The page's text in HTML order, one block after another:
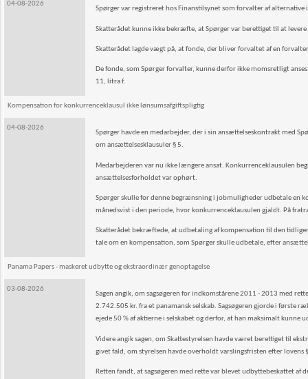
04-08-2026
Spørger var registreret hos Finanstilsynet som forvalter af
Skatterådet kunne ikke bekræfte, at Spørger var berettiget til at
Skatterådet lagde vægt på, at fonde, der bliver forvaltet af en
De fonde, som Spørger forvalter, kunne derfor ikke momsretligt
11, litra f.
Kompensation for konkurrenceklausul ikke lønsumsafgiftspligtig
04-08-2026
Spørger havde en medarbejder, der i sin ansættelseskontrakt med
om ansættelsesklausuler § 5.
Medarbejderen var nu ikke længere ansat. Konkurrenceklausulen
ansættelsesforholdet var ophørt.
Spørger skulle for denne begrænsning i jobmuligheder udbetale en
månedsvist i den periode, hvor konkurrenceklausulen gjaldt. På
Skatterådet bekræftede, at udbetaling af kompensation til den
tale om en kompensation, som Spørger skulle udbetale, efter
Panama Papers - maskeret udbytte og ekstraordinær genoptagelse
03-08-2026
Sagen angik, om sagsøgeren for indkomstårene 2011 - 2013 med
2.742.505 kr. fra et panamansk selskab. Sagsøgeren gjorde i første
ejede 50 % af aktierne i selskabet og derfor, at han maksimalt kunne
Videre angik sagen, om Skattestyrelsen havde været berettiget til
givet fald, om styrelsen havde overholdt varslingsfristen efter lovens
Retten fandt, at sagsøgeren med rette var blevet udbyttebeskattet